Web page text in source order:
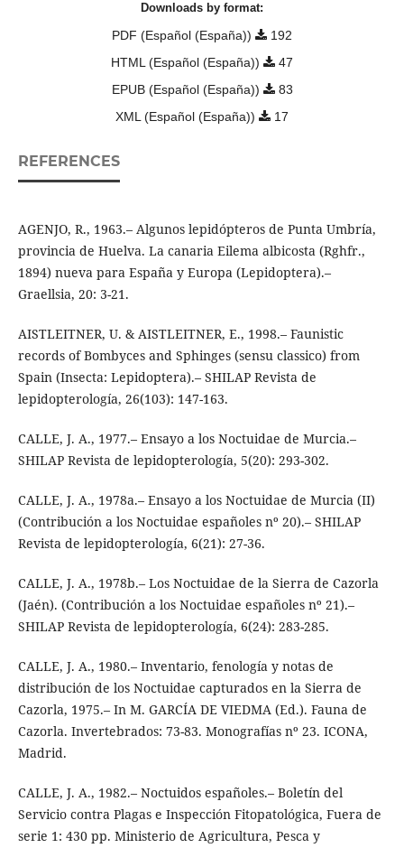
Downloads by format:
PDF (Español (España))
192
HTML (Español (España))
47
EPUB (Español (España))
83
XML (Español (España))
17
REFERENCES
AGENJO, R., 1963.– Algunos lepidópteros de Punta Umbría,
provincia de Huelva. La canaria Eilema albicosta (Rghfr.,
1894) nueva para España y Europa (Lepidoptera).–
Graellsia, 20: 3-21.
AISTLEITNER, U. & AISTLEITNER, E., 1998.– Faunistic
records of Bombyces and Sphinges (sensu classico) from
Spain (Insecta: Lepidoptera).– SHILAP Revista de
lepidopterología, 26(103): 147-163.
CALLE, J. A., 1977.– Ensayo a los Noctuidae de Murcia.–
SHILAP Revista de lepidopterología, 5(20): 293-302.
CALLE, J. A., 1978a.– Ensayo a los Noctuidae de Murcia (II)
(Contribución a los Noctuidae españoles nº 20).– SHILAP
Revista de lepidopterología, 6(21): 27-36.
CALLE, J. A., 1978b.– Los Noctuidae de la Sierra de Cazorla
(Jaén). (Contribución a los Noctuidae españoles nº 21).–
SHILAP Revista de lepidopterología, 6(24): 283-285.
CALLE, J. A., 1980.– Inventario, fenología y notas de
distribución de los Noctuidae capturados en la Sierra de
Cazorla, 1975.– In M. GARCÍA DE VIEDMA (Ed.). Fauna de
Cazorla. Invertebrados: 73-83. Monografías nº 23. ICONA,
Madrid.
CALLE, J. A., 1982.– Noctuidos españoles.– Boletín del
Servicio contra Plagas e Inspección Fitopatológica, Fuera de
serie 1: 430 pp. Ministerio de Agricultura, Pesca y